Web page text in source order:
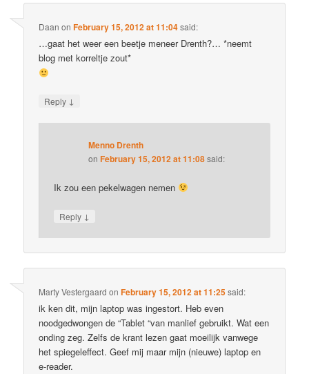
Daan onFebruary 15, 2012 at 11:04said:
…gaat het weer een beetje meneer Drenth?… *neemt
blog met korreltje zout*
Reply ↓
Menno Drenth
onFebruary 15, 2012 at 11:08said:
Ik zou een pekelwagen nemen
Reply ↓
Marty Vestergaard onFebruary 15, 2012 at 11:25said:
ik ken dit, mijn laptop was ingestort. Heb even
noodgedwongen de “Tablet “van manlief gebruikt. Wat een
onding zeg. Zelfs de krant lezen gaat moeilijk vanwege
het spiegeleffect. Geef mij maar mijn (nieuwe) laptop en
e-reader.